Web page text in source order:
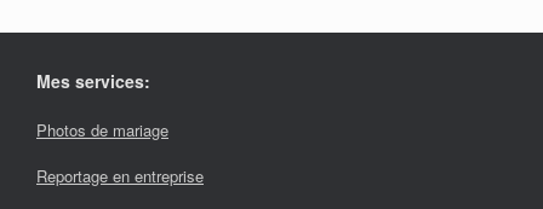
Mes services:
Photos de mariage
Reportage en entreprise